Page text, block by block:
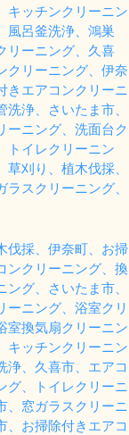
キッチンクリーニン
風呂釜洗浄、鴻巣
リーニング、久喜
クリーニング、伊奈
きエアコンクリーニ
洗浄、さいたま市、
ーニング、洗面台ク
トイレクリーニン
草刈り、植木伐採、
ラスクリーニング、
伐採、伊奈町、お掃
ンクリーニング、換
ング、さいたま市、
ーニング、浴室クリ
室換気扇クリーニン
キッチンクリーニン
浄、久喜市、エアコ
グ、トイレクリーニ
、窓ガラスクリーニ
、お掃除付きエアコ